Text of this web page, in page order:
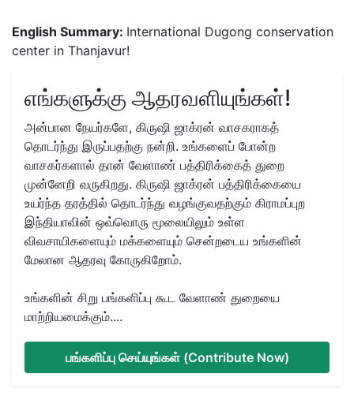
English Summary: International Dugong conservation
center in Thanjavur!
எங்களுக்கு ஆதரவளியுங்கள்!
அன்பான நேயர்களே, கிருஷி ஜாக்ரன் வாசகராகத்
தொடர்ந்து இருப்பதற்கு நன்றி. உங்களைப் போன்ற
வாசகர்களால் தான் வேளாண் பத்திரிக்கைத் துறை
முன்னேறி வருகிறது. கிருஷி ஜாக்ரன் பத்திரிக்கையை
உயர்ந்த தரத்தில் தொடர்ந்து வழங்குவதற்கும் கிராமப்புற
இந்தியாவின் ஒவ்வொரு மூலையிலும் உள்ள
விவசாயிகளையும் மக்களையும் சென்றடைய உங்களின்
மேலான ஆதரவு கோருகிறோம்.
உங்களின் சிறு பங்களிப்பு கூட வேளாண் துறையை
மாற்றியமைக்கும்....
பங்களிப்பு செய்யுங்கள் (Contribute Now)